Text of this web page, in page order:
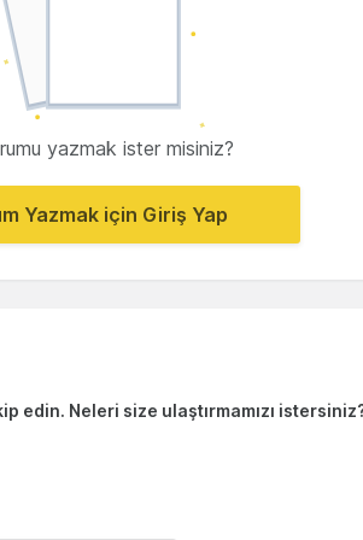
yazmak ister misiniz?
Yazmak için Giriş Yap
edin. Neleri size ulaştırmamızı